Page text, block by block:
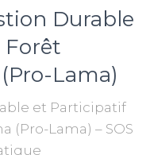
Durable
Forêt
Lama)
et Participatif
(Pro-Lama) – SOS